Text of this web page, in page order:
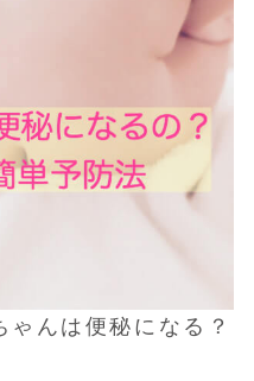
ゃんは便秘になる？